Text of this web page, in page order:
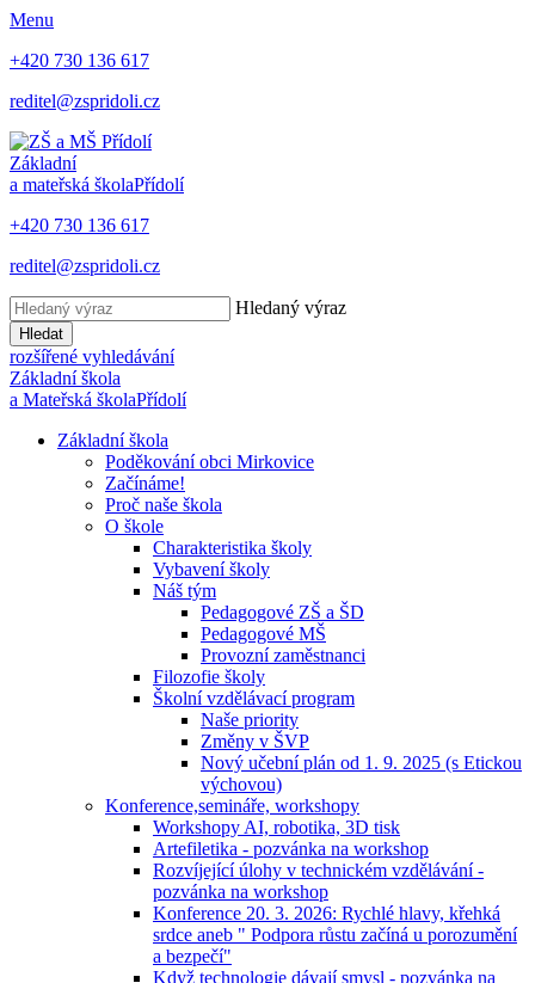
Menu
+420 730 136 617
reditel@zspridoli.cz
Základní
a mateřská školaPřídolí
+420 730 136 617
reditel@zspridoli.cz
Hledaný výraz
Hledat
rozšířené vyhledávání
Základní škola
a Mateřská školaPřídolí
Základní škola
Poděkování obci Mirkovice
Začínáme!
Proč naše škola
O škole
Charakteristika školy
Vybavení školy
Náš tým
Pedagogové ZŠ a ŠD
Pedagogové MŠ
Provozní zaměstnanci
Filozofie školy
Školní vzdělávací program
Naše priority
Změny v ŠVP
Nový učební plán od 1. 9. 2025 (s Etickou
výchovou)
Konference,semináře, workshopy
Workshopy AI, robotika, 3D tisk
Artefiletika - pozvánka na workshop
Rozvíjející úlohy v technickém vzdělávání -
pozvánka na workshop
Konference 20. 3. 2026: Rychlé hlavy, křehká
srdce aneb " Podpora růstu začíná u porozumění
a bezpečí"
Když technologie dávají smysl - pozvánka na